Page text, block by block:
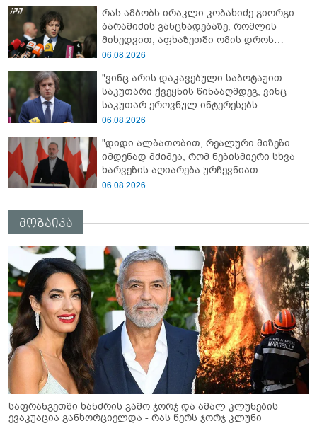
რას ამბობს ირაკლი კობახიძე გიორგი
ბარამიძის განცხადებაზე, რომლის
მიხედვით, აფხაზეთში ომის დროს
„ჩვენებს ტყვეები არ აჰყავდათ"
06.08.2026
"ვინც არის დაკავებული საბოტაჟით
საკუთარი ქვეყნის წინააღმდეგ, ვინც
საკუთარ ეროვნულ ინტერესებს
უპირისპირდება, ყველამ უნდა იცოდეს,
ირაკლი კობახიძე
06.08.2026
"დიდი ალბათობით, რეალური მიზეზი
იმდენად მძიმეა, რომ ნებისმიერი სხვა
ხარვეზის აღიარება ურჩევნიათ
ნამდვილი მიზეზის გამოაშკარავებას" -
06.08.2026
მოზაიკა
საფრანგეთში ხანძრის გამო ჯორჯ და ამალ კლუნების
ევაკუაცია განხორციელდა - რას წერს ჯორჯ კლუნი